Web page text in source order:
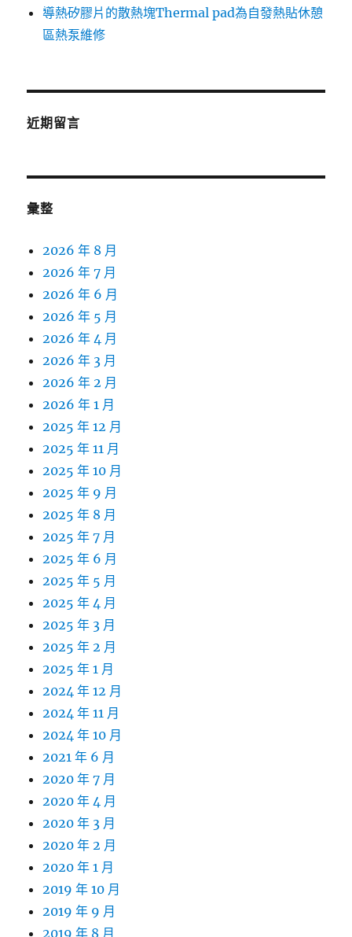
導熱矽膠片的散熱塊Thermal pad為自發熱貼休憩
區熱泵維修
近期留言
彙整
2026 年 8 月
2026 年 7 月
2026 年 6 月
2026 年 5 月
2026 年 4 月
2026 年 3 月
2026 年 2 月
2026 年 1 月
2025 年 12 月
2025 年 11 月
2025 年 10 月
2025 年 9 月
2025 年 8 月
2025 年 7 月
2025 年 6 月
2025 年 5 月
2025 年 4 月
2025 年 3 月
2025 年 2 月
2025 年 1 月
2024 年 12 月
2024 年 11 月
2024 年 10 月
2021 年 6 月
2020 年 7 月
2020 年 4 月
2020 年 3 月
2020 年 2 月
2020 年 1 月
2019 年 10 月
2019 年 9 月
2019 年 8 月